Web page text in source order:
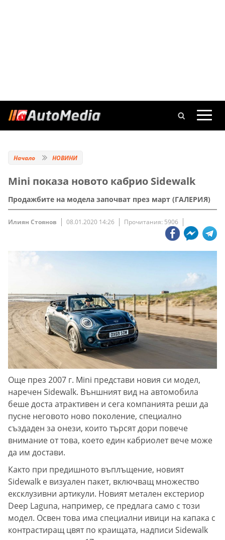
Начало НОВИНИ
Mini показа новото кабрио Sidewalk
Продажбите на модела започват през март (ГАЛЕРИЯ)
Илиян Стоянов 08.01.2020 14:26 Прочитания: 5906
Още през 2007 г. Mini представи новия си модел,
наречен Sidewalk. Външният вид на автомобила
беше доста атрактивен и сега компанията реши да
пусне неговото ново поколение, специално
създаден за онези, които търсят дори повече
внимание от това, което един кабриолет вече може
да им достави.
Както при предишното въплъщение, новият
Sidewalk е визуален пакет, включващ множество
ексклузивни артикули. Новият метален екстериор
Deep Laguna, например, се предлага само с този
модел. Освен това има специални ивици на капака с
контрастиращ цвят по краищата, надписи Sidewalk